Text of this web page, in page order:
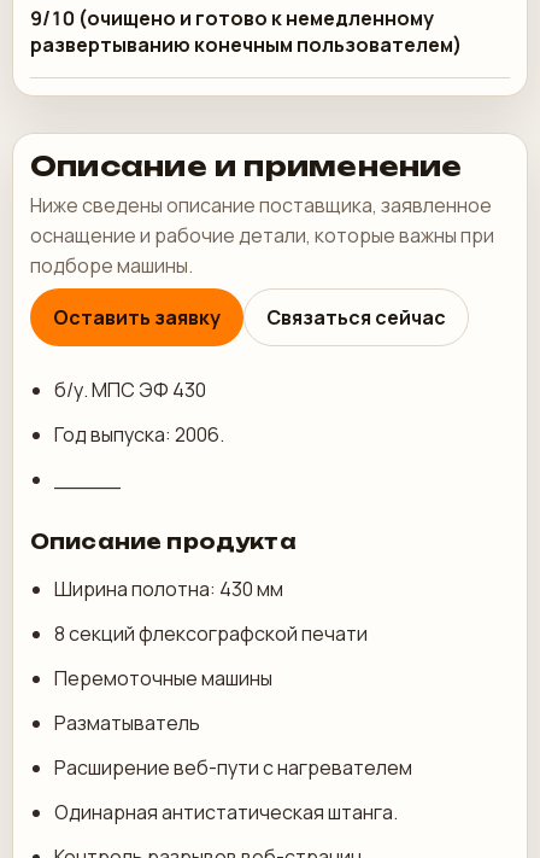
9/10 (очищено и готово к немедленному
развертыванию конечным пользователем)
Описание и применение
Ниже сведены описание поставщика, заявленное
оснащение и рабочие детали, которые важны при
подборе машины.
Оставить заявку
Связаться сейчас
б/у. МПС ЭФ 430
Год выпуска: 2006.
Описание продукта
Ширина полотна: 430 мм
8 секций флексографской печати
Перемоточные машины
Разматыватель
Расширение веб-пути с нагревателем
Одинарная антистатическая штанга.